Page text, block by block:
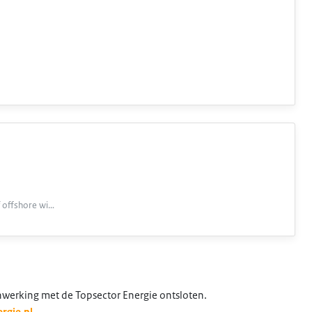
offshore wi…
met de Topsector Energie ontsloten.